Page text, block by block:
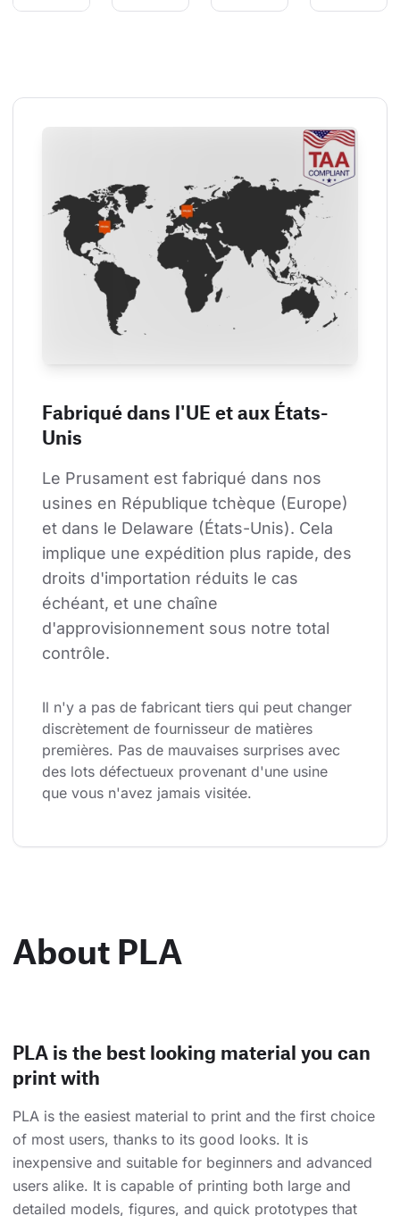
Fabriqué dans l'UE et aux États-
Unis
Le Prusament est fabriqué dans nos
usines en République tchèque (Europe)
et dans le Delaware (États-Unis). Cela
implique une expédition plus rapide, des
droits d'importation réduits le cas
échéant, et une chaîne
d'approvisionnement sous notre total
contrôle.
Il n'y a pas de fabricant tiers qui peut changer
discrètement de fournisseur de matières
premières. Pas de mauvaises surprises avec
des lots défectueux provenant d'une usine
que vous n'avez jamais visitée.
About PLA
PLA is the best looking material you can
print with
PLA is the easiest material to print and the first choice
of most users, thanks to its good looks. It is
inexpensive and suitable for beginners and advanced
users alike. It is capable of printing both large and
detailed models, figures, and quick prototypes that